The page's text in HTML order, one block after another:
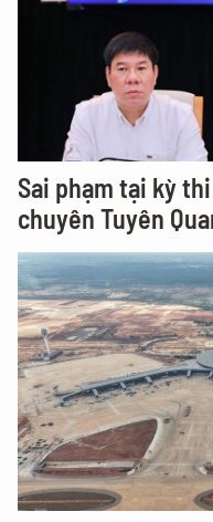
Sai phạm tại kỳ
chuyên Tuyên